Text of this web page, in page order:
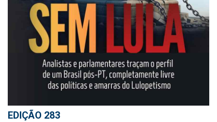
EDIÇÃO 283